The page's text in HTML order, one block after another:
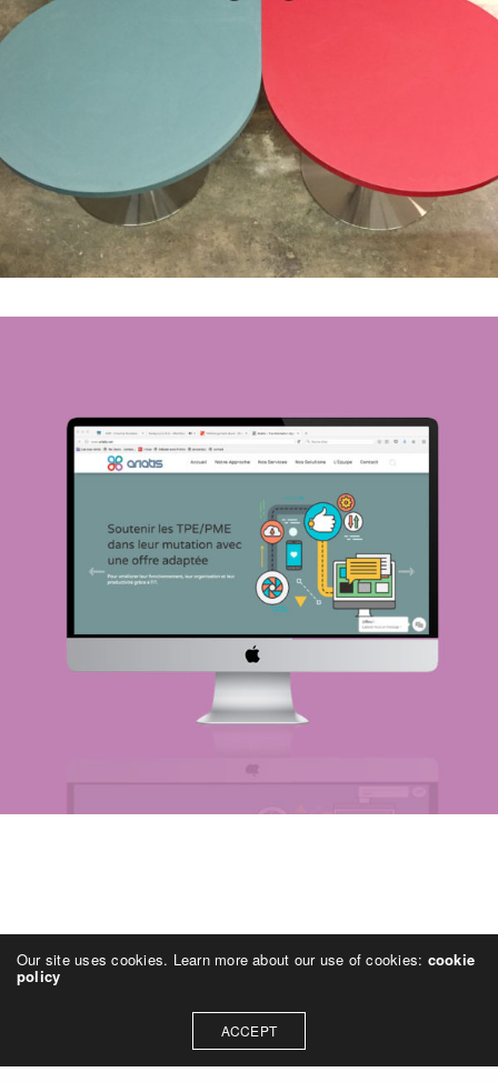
Our site uses cookies. Learn more about our use of cookies: cookie
policy
ACCEPT